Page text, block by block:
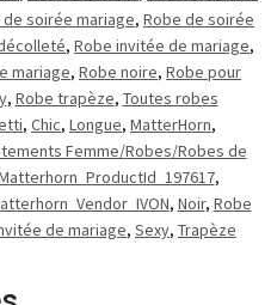
de soirée mariage, Robe de soirée
, Robe invitée de mariage,
mariage, Robe noire, Robe pour
, Robe trapèze, Toutes robes
, Chic, Longue, MatterHorn,
Femme/Robes/Robes de
,
, Noir, Robe
de mariage, Sexy, Trapèze